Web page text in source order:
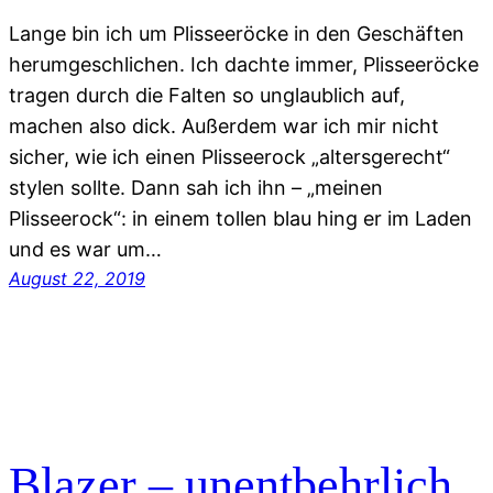
Lange bin ich um Plisseeröcke in den Geschäften
herumgeschlichen. Ich dachte immer, Plisseeröcke
tragen durch die Falten so unglaublich auf,
machen also dick. Außerdem war ich mir nicht
sicher, wie ich einen Plisseerock „altersgerecht“
stylen sollte. Dann sah ich ihn – „meinen
Plisseerock“: in einem tollen blau hing er im Laden
und es war um…
August 22, 2019